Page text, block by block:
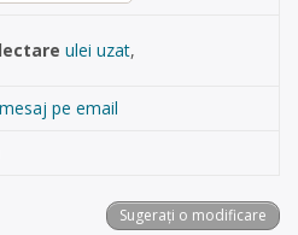
ulei uzat,
pe email
Sugerați o modificare